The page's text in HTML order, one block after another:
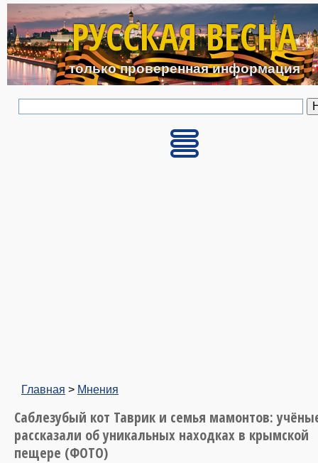
Перейти к основному
РУССКАЯ ВЕСНА
только проверенная информация
Главная > Мнения
Саблезубый кот Таврик и семья мамонтов:
рассказали об уникальных находках в крымской
пещере (ФОТО)